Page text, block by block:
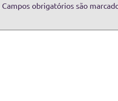
Campos obrigatórios são